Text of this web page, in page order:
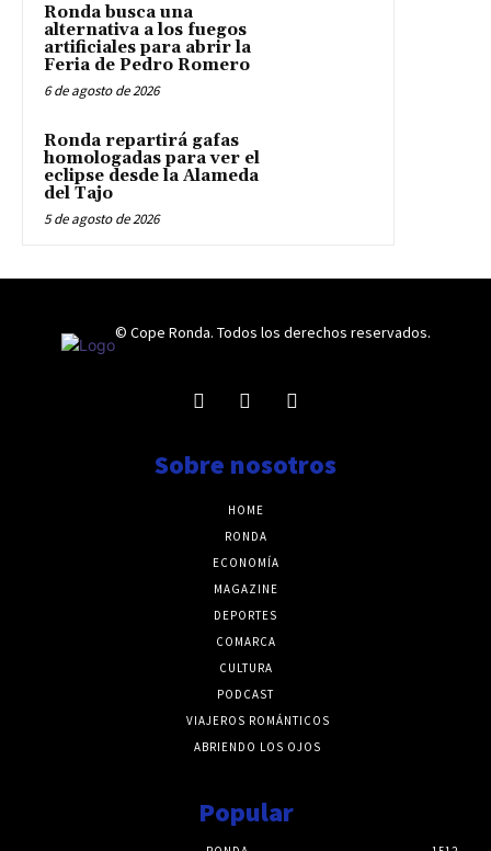
Ronda busca una
alternativa a los fuegos
artificiales para abrir la
Feria de Pedro Romero
6 de agosto de 2026
Ronda repartirá gafas
homologadas para ver el
eclipse desde la Alameda
del Tajo
5 de agosto de 2026
© Cope Ronda. Todos los derechos reservados.
Sobre nosotros
HOME
RONDA
ECONOMÍA
MAGAZINE
DEPORTES
COMARCA
CULTURA
PODCAST
VIAJEROS ROMÁNTICOS
ABRIENDO LOS OJOS
Popular